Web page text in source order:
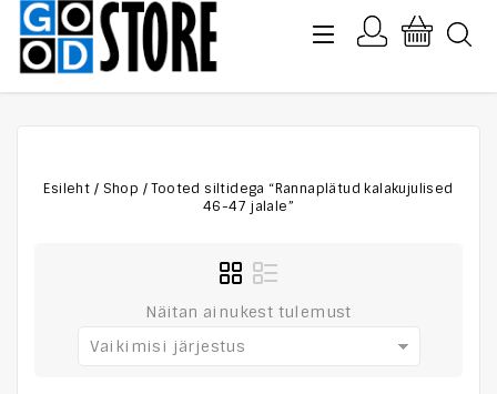
Esileht / Shop /Tooted siltidega “Rannaplätud kalakujulised
46-47 jalale”
Näitan ainukest tulemust
Vaikimisi järjestus